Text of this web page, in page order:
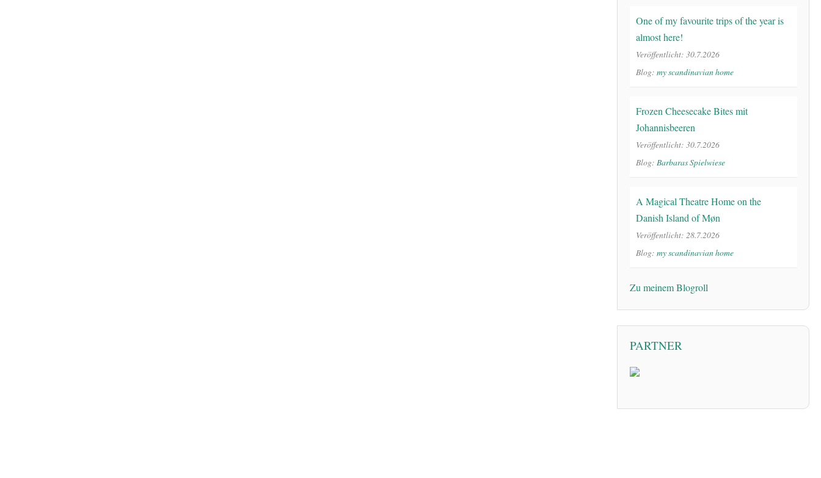
One of my favourite trips of the year is
almost here!
Veröffentlicht: 30.7.2026
Blog: my scandinavian home
Frozen Cheesecake Bites mit
Johannisbeeren
Veröffentlicht: 30.7.2026
Blog: Barbaras Spielwiese
A Magical Theatre Home on the
Danish Island of Møn
Veröffentlicht: 28.7.2026
Blog: my scandinavian home
Zu meinem Blogroll
PARTNER